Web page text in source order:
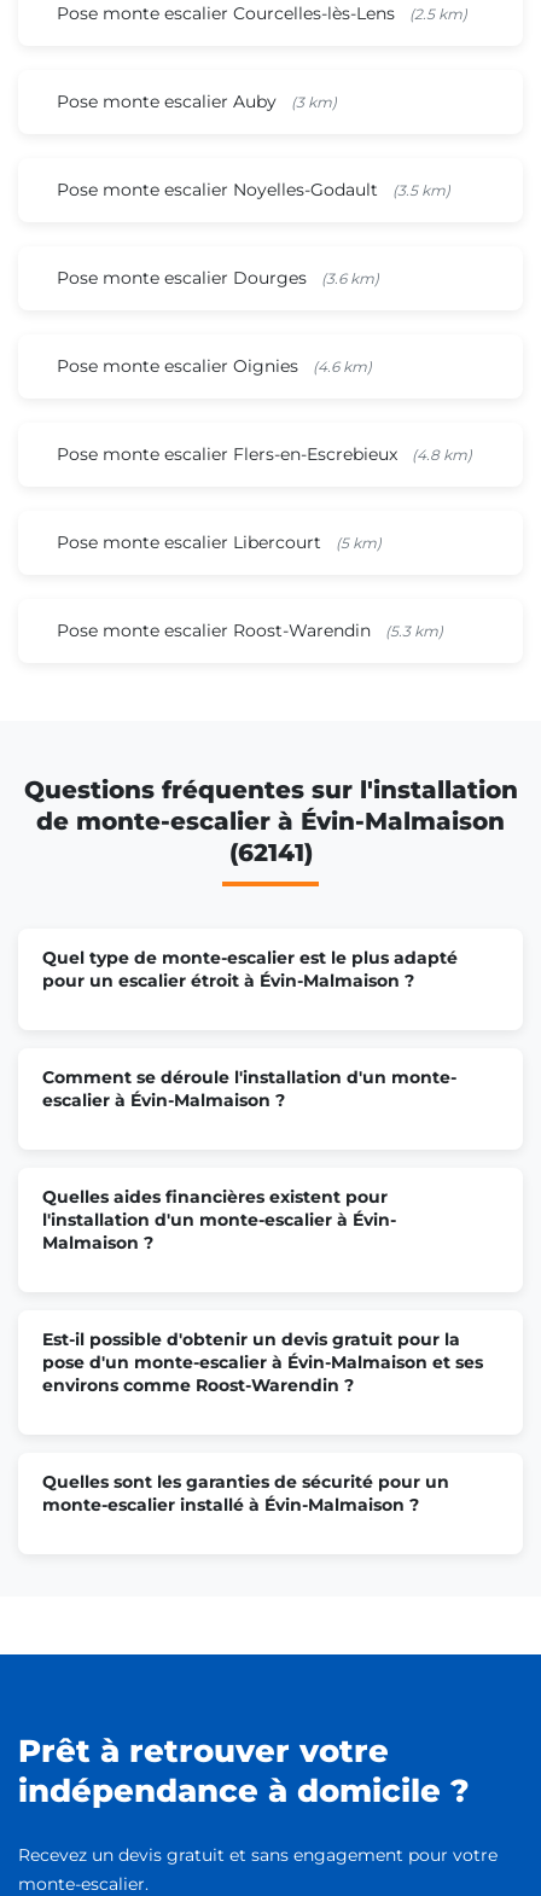
Pose monte escalier Courcelles-lès-Lens (2.5 km)
Pose monte escalier Auby (3 km)
Pose monte escalier Noyelles-Godault (3.5 km)
Pose monte escalier Dourges (3.6 km)
Pose monte escalier Oignies (4.6 km)
Pose monte escalier Flers-en-Escrebieux (4.8 km)
Pose monte escalier Libercourt (5 km)
Pose monte escalier Roost-Warendin (5.3 km)
Questions fréquentes sur l'installation
de monte-escalier à Évin-Malmaison
(62141)
Quel type de monte-escalier est le plus adapté
pour un escalier étroit à Évin-Malmaison ?
Comment se déroule l'installation d'un monte-
escalier à Évin-Malmaison ?
Quelles aides financières existent pour
l'installation d'un monte-escalier à Évin-
Malmaison ?
Est-il possible d'obtenir un devis gratuit pour la
pose d'un monte-escalier à Évin-Malmaison et ses
environs comme Roost-Warendin ?
Quelles sont les garanties de sécurité pour un
monte-escalier installé à Évin-Malmaison ?
Prêt à retrouver votre
indépendance à domicile ?
Recevez un devis gratuit et sans engagement pour votre
monte-escalier.